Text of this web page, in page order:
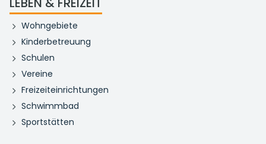
Wohngebiete
Kinderbetreuung
Schulen
Vereine
Freizeiteinrichtungen
Schwimmbad
Sportstätten